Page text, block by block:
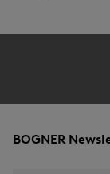
BOGNER